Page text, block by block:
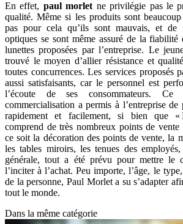
En effet, paul morletne privilégie pas le
qualité. Même si les produits sont
pas pour cela qu’ils sont mauvais, et de
optiques se sont même assuré de la fiabilité
lunettes proposées par l’entreprise. Le
trouvé le moyen d’allier résistance et
toutes concurrences. Les services proposés
aussi satisfaisants, car le personnel est
l’écoute de ses consommateurs.
commercialisation a permis à l’entreprise
rapidement et facilement, si bien que «
comprend de très nombreux points de vente
ce soit la décoration des points de vente, la
les tables miroirs, les tenues des
générale, tout a été prévu pour mettre le
l’inciter à l’achat. Peu importe, l’âge, le
de la personne, Paul Morlet a su s’adapter
tout le monde.
Dans la même catégorie